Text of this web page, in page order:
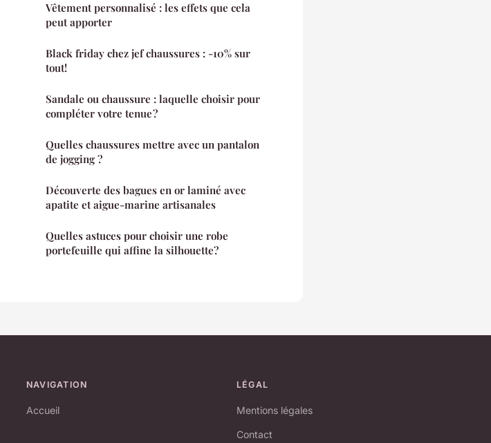
Vêtement personnalisé : les effets que cela
peut apporter
Black friday chez jef chaussures : -10% sur
tout!
Sandale ou chaussure : laquelle choisir pour
compléter votre tenue ?
Quelles chaussures mettre avec un pantalon
de jogging ?
Découverte des bagues en or laminé avec
apatite et aigue-marine artisanales
Quelles astuces pour choisir une robe
portefeuille qui affine la silhouette?
NAVIGATION
Accueil
LÉGAL
Mentions légales
Contact